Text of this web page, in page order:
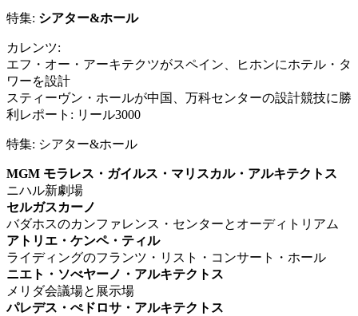
特集: シアター&ホール
カレンツ:
エフ・オー・アーキテクツがスペイン、ヒホンにホテル・タ
ワーを設計
スティーヴン・ホールが中国、万科センターの設計競技に勝
利レポート: リール3000
特集: シアター&ホール
MGM モラレス・ガイルス・マリスカル・アルキテクトス
ニハル新劇場
セルガスカーノ
バダホスのカンファレンス・センターとオーディトリアム
アトリエ・ケンペ・ティル
ライディングのフランツ・リスト・コンサート・ホール
ニエト・ソべヤーノ・アルキテクトス
メリダ会議場と展示場
パレデス・ぺドロサ・アルキテクトス